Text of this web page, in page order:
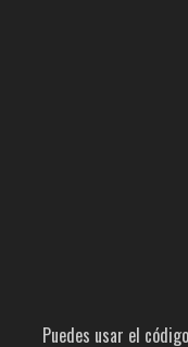
Puedes usar el